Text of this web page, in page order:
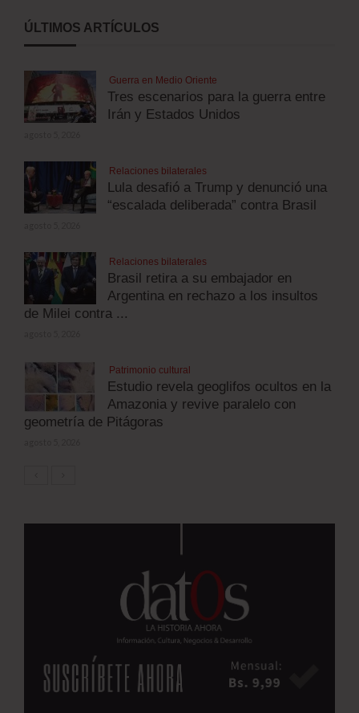
ÚLTIMOS ARTÍCULOS
Guerra en Medio Oriente
Tres escenarios para la guerra entre
Irán y Estados Unidos
Relaciones bilaterales
Lula desafió a Trump y denunció una
“escalada deliberada” contra Brasil
Relaciones bilaterales
Brasil retira a su embajador en
Argentina en rechazo a los insultos
de Milei contra ...
Patrimonio cultural
Estudio revela geoglifos ocultos en la
Amazonia y revive paralelo con
geometría de Pitágoras